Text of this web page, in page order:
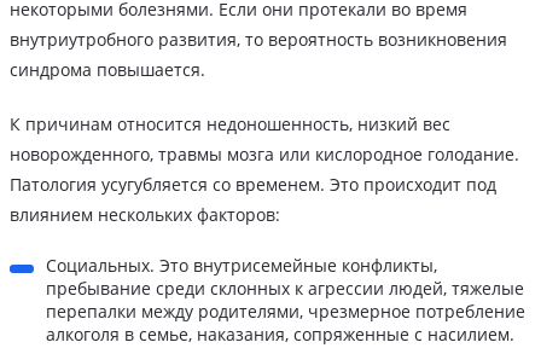
некоторыми болезнями. Если они протекали во время
внутриутробного развития, то вероятность возникновения
синдрома повышается.
К причинам относится недоношенность, низкий вес
новорожденного, травмы мозга или кислородное голодание.
Патология усугубляется со временем. Это происходит под
влиянием нескольких факторов:
Социальных. Это внутрисемейные конфликты,
пребывание среди склонных к агрессии людей, тяжелые
перепалки между родителями, чрезмерное потребление
алкоголя в семье, наказания, сопряженные с насилием.